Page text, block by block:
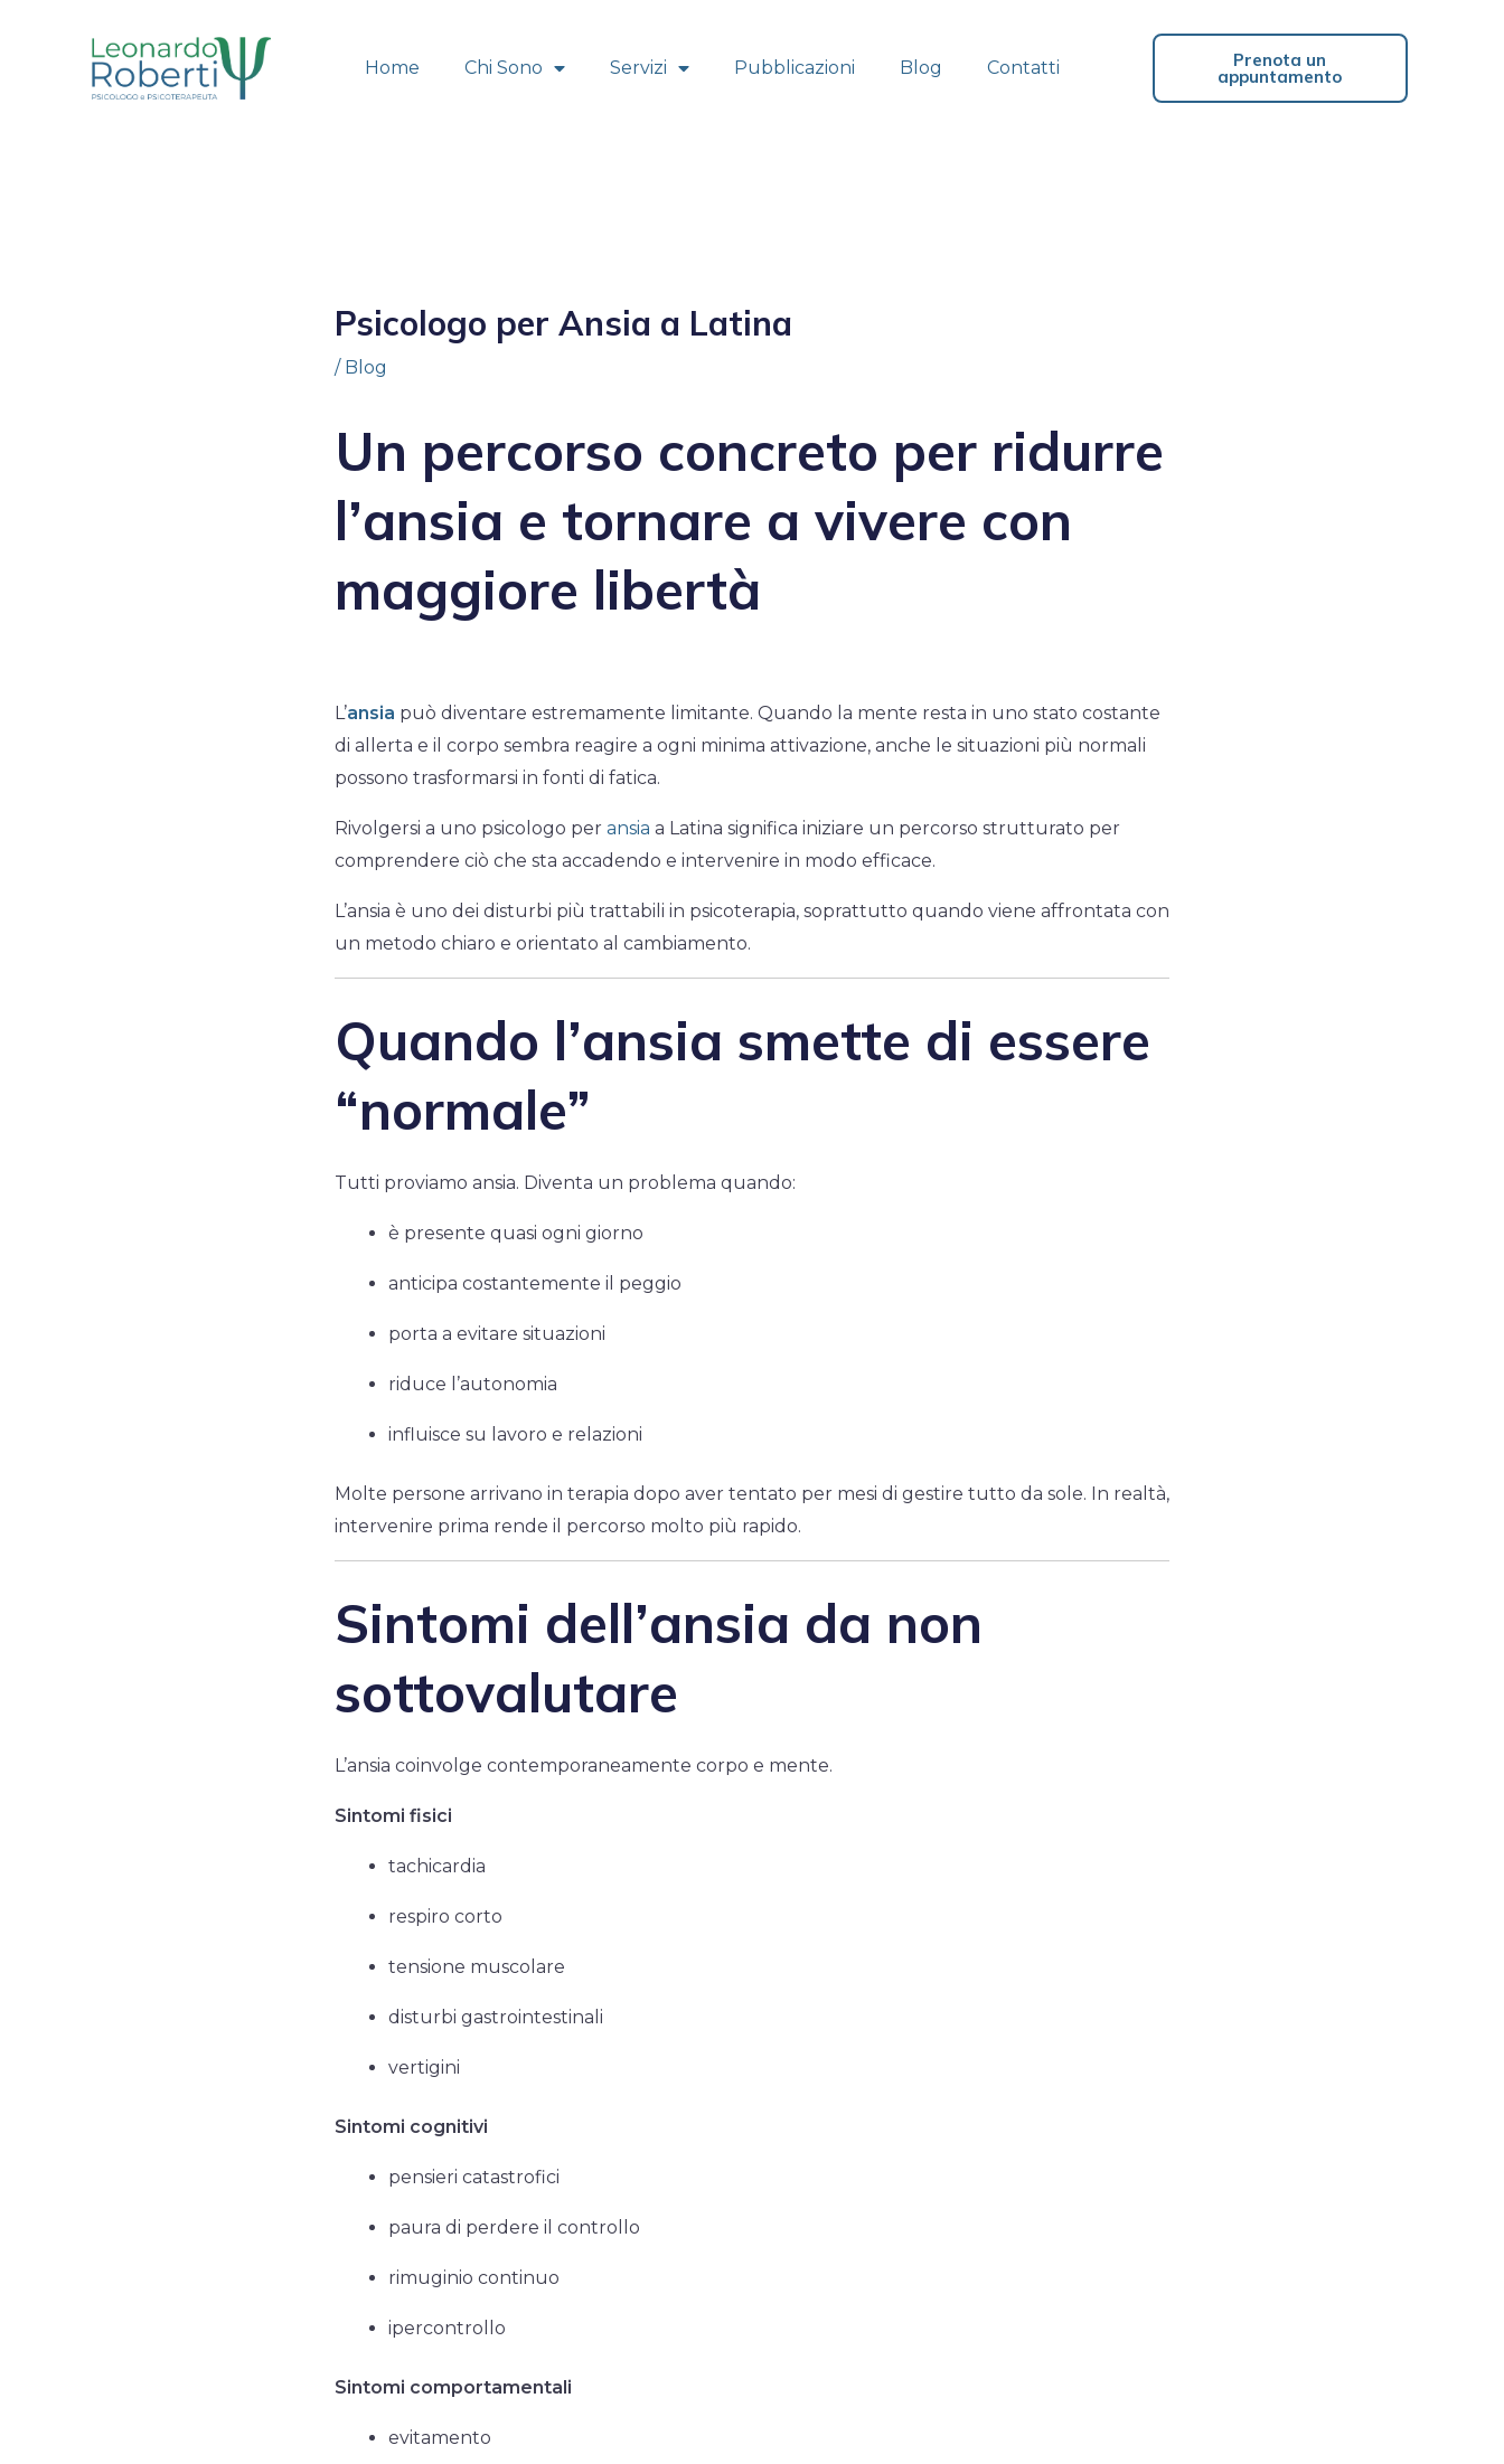
Home Chi Sono Servizi Pubblicazioni Blog Contatti Prenota un
appuntamento
Psicologo per Ansia a Latina
/ Blog
Un percorso concreto per ridurre
l’ansia e tornare a vivere con
maggiore libertà
L’ansia può diventare estremamente limitante. Quando la mente resta in uno stato costante
di allerta e il corpo sembra reagire a ogni minima attivazione, anche le situazioni più normali
possono trasformarsi in fonti di fatica.
Rivolgersi a uno psicologo per ansia a Latina significa iniziare un percorso strutturato per
comprendere ciò che sta accadendo e intervenire in modo efficace.
L’ansia è uno dei disturbi più trattabili in psicoterapia, soprattutto quando viene affrontata con
un metodo chiaro e orientato al cambiamento.
Quando l’ansia smette di essere
“normale”
Tutti proviamo ansia. Diventa un problema quando:
è presente quasi ogni giorno
anticipa costantemente il peggio
porta a evitare situazioni
riduce l’autonomia
influisce su lavoro e relazioni
Molte persone arrivano in terapia dopo aver tentato per mesi di gestire tutto da sole. In realtà,
intervenire prima rende il percorso molto più rapido.
Sintomi dell’ansia da non
sottovalutare
L’ansia coinvolge contemporaneamente corpo e mente.
Sintomi fisici
tachicardia
respiro corto
tensione muscolare
disturbi gastrointestinali
vertigini
Sintomi cognitivi
pensieri catastrofici
paura di perdere il controllo
rimuginio continuo
ipercontrollo
Sintomi comportamentali
evitamento